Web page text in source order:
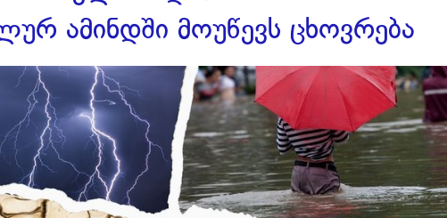
ამინდში მოუწევს ცხოვრება